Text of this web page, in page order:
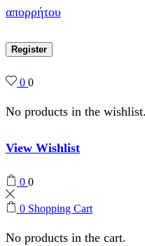
απορρήτου
Register
0 0
No products in the wishlist.
View Wishlist
0 0
0 Shopping Cart
No products in the cart.